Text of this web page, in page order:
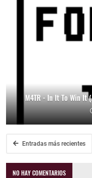
M4TR - In It To Win It
Entradas más recientes
NO HAY COMENTARIOS